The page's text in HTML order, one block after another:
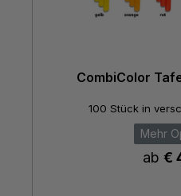
CombiColor
100 Stück in
Mehr
ab €